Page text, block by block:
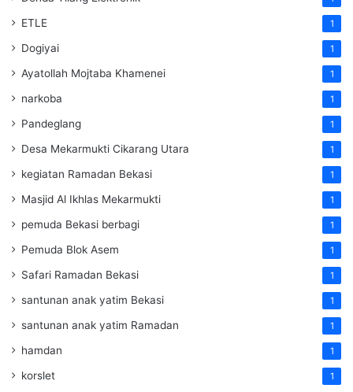
ETLE 1
Dogiyai 1
Ayatollah Mojtaba Khamenei 1
narkoba 1
Pandeglang 1
Desa Mekarmukti Cikarang Utara 1
kegiatan Ramadan Bekasi 1
Masjid Al Ikhlas Mekarmukti 1
pemuda Bekasi berbagi 1
Pemuda Blok Asem 1
Safari Ramadan Bekasi 1
santunan anak yatim Bekasi 1
santunan anak yatim Ramadan 1
hamdan 1
korslet 1